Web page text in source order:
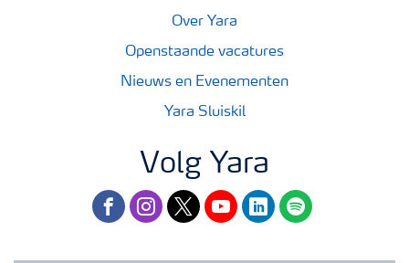
Over Yara
Openstaande vacatures
Nieuws en Evenementen
Yara Sluiskil
Volg Yara
facebookinstagram
twitteryoutubelinkedinspotify